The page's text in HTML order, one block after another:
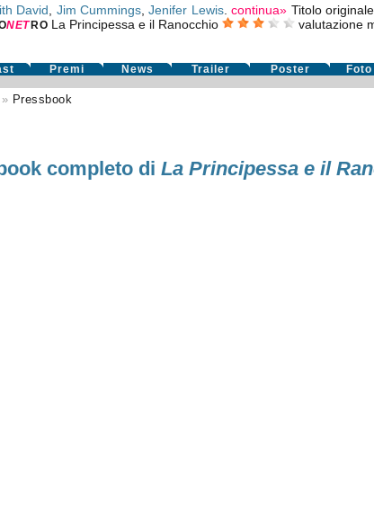
David Jim Cummings ,Jenifer Lewis.continua» Titolo originale
NET RO La Principessa e il Ranocchio valutazione
Premi News Trailer Poster Foto
» Pressbook
completo di La Principessa e il